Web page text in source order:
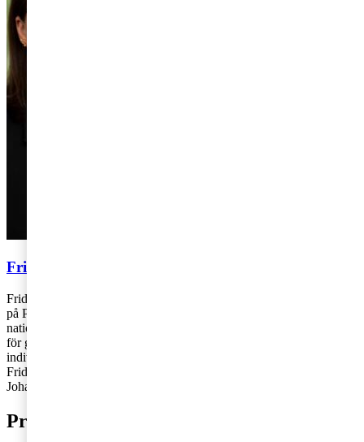
Frida Grahn & Johanna Glimmerbeck
Frida Grahn och Johanna Glimmerbeck arbetar som skatterådgivare
på PwC:s kontor i Stockholm respektive Örebro. Frida arbetar med
nationell och internationell individbeskattning samt arbetsgivarfrågor
för gränsöverskridande personal. Johanna arbetar med internationell
individ och bolagsbeskattning.
Frida: 072-155 88 89,
Johanna: 072-353 02 92,
Prenumerera på bloggen